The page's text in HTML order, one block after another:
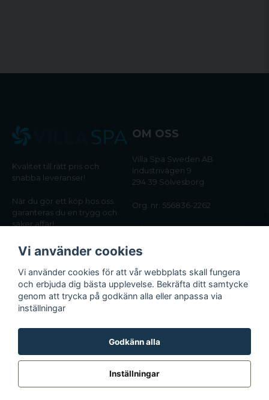
Kvalitet till rätt pris och
snabba leveranser!
När du gör ett köp hos oss
garanteras du en trygg och
säker affär!
OM OSS
Villa Spa Sweden AB
Industrivägen 9
294 39 Sölvesborg
Org. nr: 556836-2262
Tel:0456-405566
Email:
INFORMATION
Om oss
Integritetspolicy
Vi använder cookies
Vi använder cookies för att vår webbplats skall fungera
och erbjuda dig bästa upplevelse. Bekräfta ditt samtycke
genom att trycka på godkänn alla eller anpassa via
inställningar
Godkänn alla
Inställningar